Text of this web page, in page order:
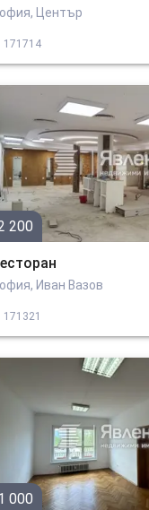
Център
171714
200
Иван Вазов
171321
000